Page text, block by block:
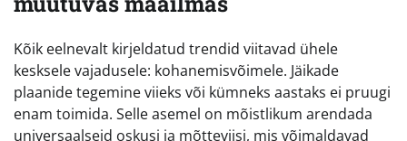
Kõik eelnevalt kirjeldatud trendid viitavad ühele
kesksele vajadusele: kohanemisvõimele. Jäikade
plaanide tegemine viieks või kümneks aastaks ei pruugi
enam toimida. Selle asemel on mõistlikum arendada
universaalseid oskusi ja mõtteviisi, mis võimaldavad